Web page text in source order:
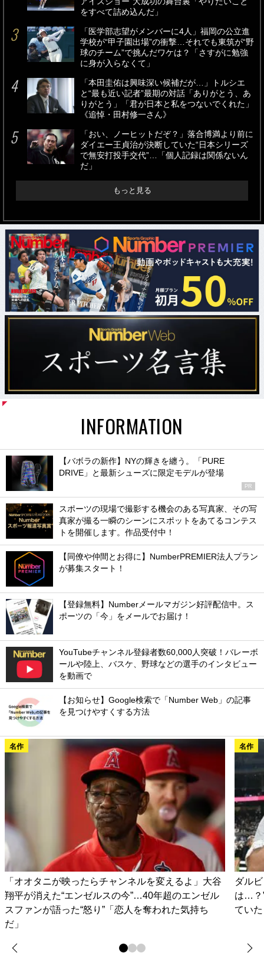
をすべて詰め込んだ」
「医学部志望がメンバーに4人」福岡の公立進
学校が“甲子園出場”の衝撃…それでも東筑が“野
球のチーム”で挑んだワケは？「さすがに勉強
に身が入らなくて」
「本田圭佑は興味深い候補だが…」トルシエ
と“最も近い記者”最期の対話「ありがとう、あ
りがとう」「君が日本と私をつないでくれた」
《追悼・田村修一さん》
「おい、ノーヒットだぞ？」落合博満より前に
ダイエー王貞治が決断していた“日本シリーズ
で無安打投手交代”…「個人記録は関係ないん
だ」
もっと見る
INFORMATION
【バボラの新作】NYの輝きを纏う。「PURE
DRIVE」と最新シューズに限定モデルが登場
PR
スポーツの現場で撮影する機会のある写真家、その写
真家が撮る一瞬のシーンにスポットをあてるコンテス
トを開催します。作品受付中！
【同僚や仲間とお得に】NumberPREMIER法人プラン
が募集スタート！
【登録無料】Numberメールマガジン好評配信中。ス
ポーツの「今」をメールでお届け！
YouTubeチャンネル登録者数60,000人突破！バレーボ
ールや陸上、バスケ、野球などの選手のインタビュー
を動画で
【お知らせ】Google検索で「Number Web」の記事
を見つけやすくする方法
名作
「オオタニが映ったらチャンネルを変えるよ」大谷
翔平が消えた“エンゼルスの今”…40年超のエンゼル
スファンが語った“怒り”「恋人を奪われた気持ち
だ」
名作
ダル
は…？
てい